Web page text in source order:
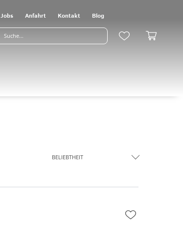
Jobs Anfahrt Kontakt Blog
BELIEBTHEIT